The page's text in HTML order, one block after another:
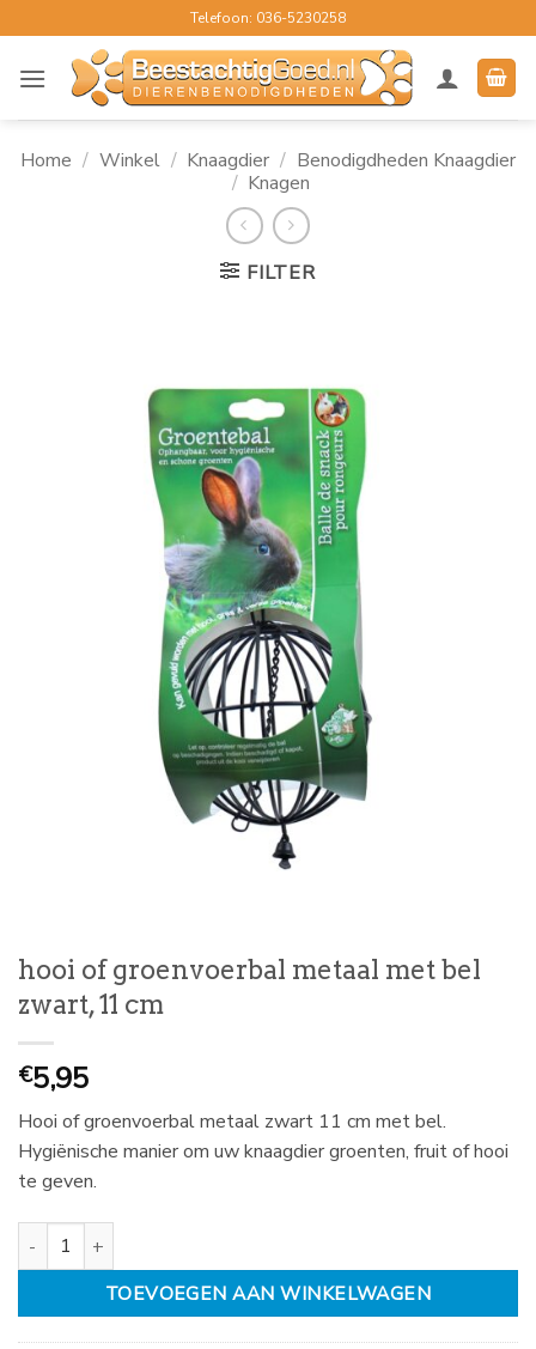
naar
inhoud
Telefoon: 036-5230258
Home / Winkel / Knaagdier / Benodigdheden Knaagdier
/ Knagen
FILTER
hooi of groenvoerbal metaal met bel
zwart, 11 cm
€5,95
Hooi of groenvoerbal metaal zwart 11 cm met bel.
Hygiënische manier om uw knaagdier groenten, fruit of hooi
te geven.
hooi of groenvoerbal metaal met bel zwart, 11 cm aantal
TOEVOEGEN AAN WINKELWAGEN